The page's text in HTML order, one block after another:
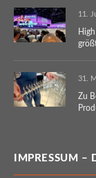
11.
31.
Zu
IMPRESSUM –